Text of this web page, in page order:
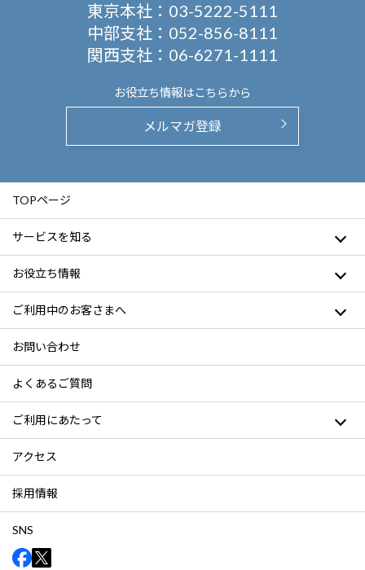
東京本社： 03-5222-5111
中部支社： 052-856-8111
関西支社： 06-6271-1111
お役立ち情報はこちらから
メルマガ登録
TOPページ
サービスを知る
お役立ち情報
ご利用中のお客さまへ
お問い合わせ
よくあるご質問
ご利用にあたって
アクセス
採用情報
SNS